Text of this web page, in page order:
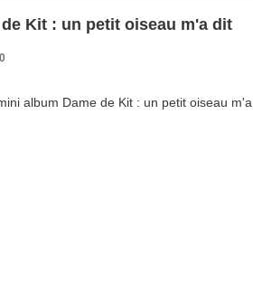
Kit : un petit oiseau m'a dit